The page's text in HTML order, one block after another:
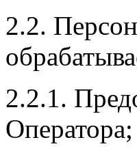
2.2.
2.2.1.
Оператора;